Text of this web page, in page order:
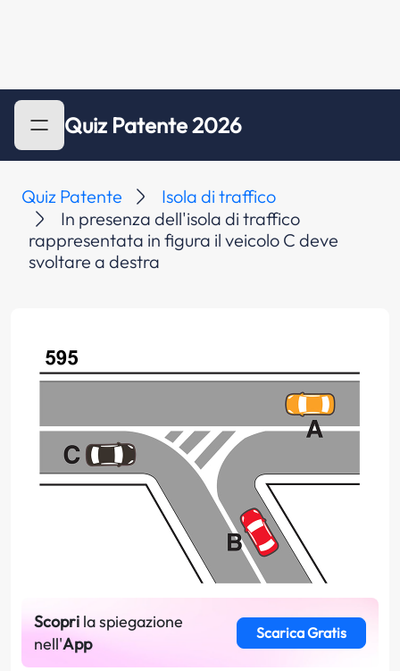
Quiz Patente 2026
Quiz Patente
Isola di traffico
In presenza dell'isola di traffico
rappresentata in figura il veicolo C deve
svoltare a destra
Scopri la spiegazione
nell'App
Scarica Gratis